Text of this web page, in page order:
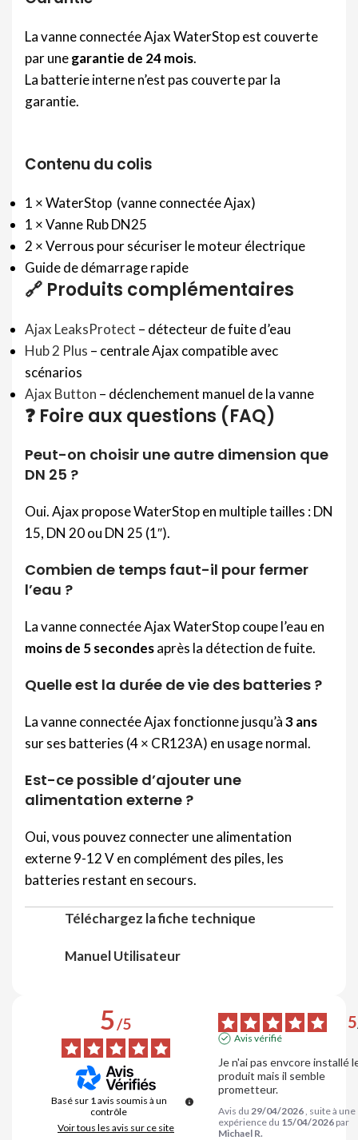
La vanne connectée Ajax WaterStop est couverte
par unegarantie de 24 mois.
La batterie interne n’est pas couverte par la
garantie.
Contenu du colis
1 × WaterStop (vanne connectée Ajax)
1 × Vanne Rub DN25
2 × Verrous pour sécuriser le moteur électrique
Guide de démarrage rapide
🔗 Produits complémentaires
Ajax LeaksProtect – détecteur de fuite d’eau
Hub 2 Plus – centrale Ajax compatible avec
scénarios
Ajax Button – déclenchement manuel de la vanne
❓ Foire aux questions (FAQ)
Peut-on choisir une autre dimension que
DN 25 ?
Oui. Ajax propose WaterStop en multiple tailles : DN
15, DN 20 ou DN 25 (1″).
Combien de temps faut-il pour fermer
l’eau ?
La vanne connectée Ajax WaterStop coupe l’eau en
moins de 5 secondesaprès la détection de fuite.
Quelle est la durée de vie des batteries ?
La vanne connectée Ajax fonctionne jusqu’à3 ans
sur ses batteries (4 × CR123A) en usage normal.
Est-ce possible d’ajouter une
alimentation externe ?
Oui, vous pouvez connecter une alimentation
externe 9-12 V en complément des piles, les
batteries restant en secours.
Téléchargez la fiche technique
Manuel Utilisateur
5/5
Basé sur 1 avis soumis à un
contrôle
Voir tous les avis sur ce site
5
Avis vérifié
Je n'ai pas envcore installé
produit mais il semble
prometteur.
Avis du29/04/2026, suite à une
expérience du 15/04/2026 par
Michael R.